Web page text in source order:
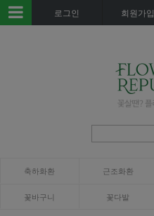
로그인 회원가입
축하화환 근조화환
꽃바구니 꽃다발